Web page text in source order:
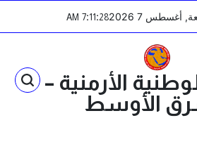
7:11:28
AM
الأرمنية –
الأوسط